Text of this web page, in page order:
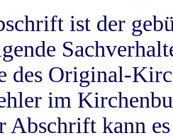
ist der
des Original-
im
Abschrift kann